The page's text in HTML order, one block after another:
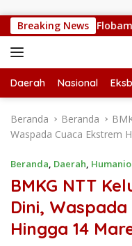
Breaking News
RUPS LB PT.
Daerah Nasional
Beranda Beranda
Waspada Cuaca Ekstrem
Beranda, Daerah,
BMKG NTT
Dini,
Hingga 14